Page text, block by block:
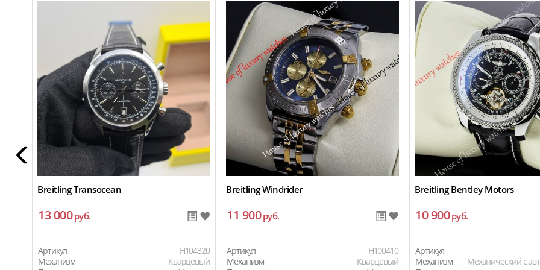
Breitling Transocean
13 000руб.
Артикул
H104320
Механизм
Кварцевый
Breitling Windrider
11 900руб.
Артикул
H100410
Механизм
Кварцевый
Breitling Bentley Motors
10 900руб.
Артикул
Механизм
Механический с